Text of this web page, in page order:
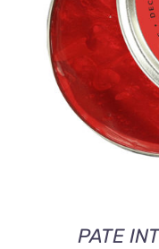
DETAILS
PATE